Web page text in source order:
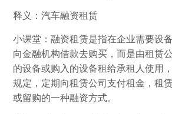
释义：汽车融资租赁
小课堂：融资租赁是指在企业需要设
向金融机构借款去购买，而是由租赁
的设备或购入的设备租给承租人使用
规定，定期向租赁公司支付租金，租
或留购的一种融资方式。